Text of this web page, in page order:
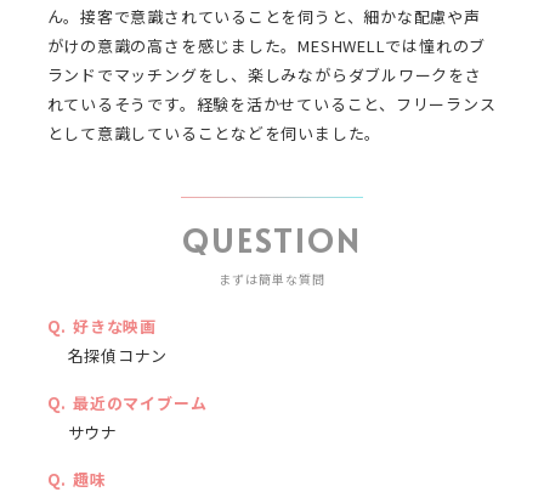
ん。接客で意識されていることを伺うと、細かな配慮や声
がけの意識の高さを感じました。MESHWELLでは憧れのブ
ランドでマッチングをし、楽しみながらダブルワークをさ
れているそうです。経験を活かせていること、フリーランス
として意識していることなどを伺いました。
QUESTION
まずは簡単な質問
好きな映画
名探偵コナン
最近のマイブーム
サウナ
趣味